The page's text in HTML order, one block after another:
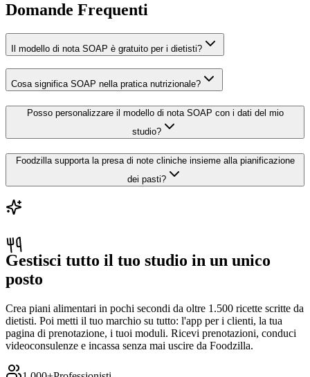
Domande Frequenti
Il modello di nota SOAP è gratuito per i dietisti?
Cosa significa SOAP nella pratica nutrizionale?
Posso personalizzare il modello di nota SOAP con i dati del mio
studio?
Foodzilla supporta la presa di note cliniche insieme alla pianificazione
dei pasti?
Gestisci tutto il tuo studio in un unico
posto
Crea piani alimentari in pochi secondi da oltre 1.500 ricette scritte da
dietisti. Poi metti il tuo marchio su tutto: l'app per i clienti, la tua
pagina di prenotazione, i tuoi moduli. Ricevi prenotazioni, conduci
videoconsulenze e incassa senza mai uscire da Foodzilla.